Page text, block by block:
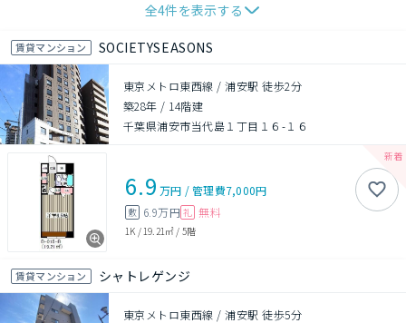
全4件を表示する
賃貸マンション SOCIETYSEASONS
東京メトロ東西線 / 浦安駅 徒歩2分
築28年 / 14階建
千葉県浦安市当代島１丁目１６-１６
6.9 万円 /管理費7,000円
敷 6.9万円 礼 無料
1K / 19.21㎡ / 5階
賃貸マンション シャトレゲンジ
東京メトロ東西線 / 浦安駅 徒歩5分